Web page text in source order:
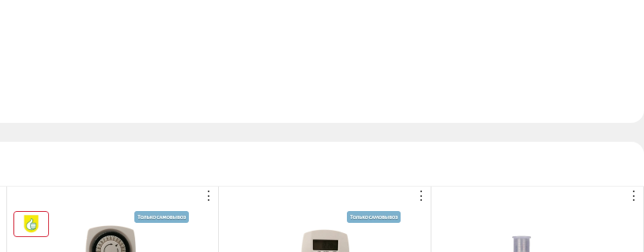
Хаб сообщает о тревоге на пульт охраны и владельце системы на смартфоне.
⋮ ⋮ ⋮